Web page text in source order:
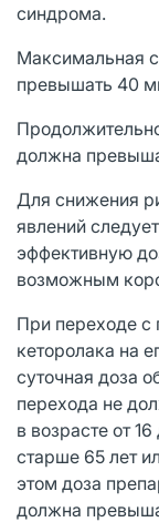
синдрома.
Максимальная
превышать 40
должна
Для снижения
явлений
эффективную
возможным
При переходе с
кеторолака на
суточная доза
перехода не
в возрасте от
старше 65 лет
этом доза
должна